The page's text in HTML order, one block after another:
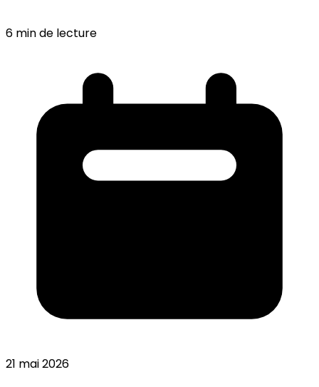
6 min de lecture
21 mai 2026